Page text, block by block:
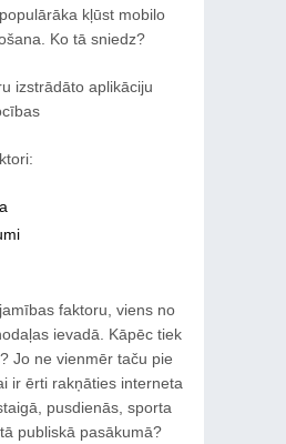
kļūst mobilo
Ko tā sniedz?
izstrādāto aplikāciju
faktoru, viens no
ievadā. Kāpēc tiek
Jo ne vienmēr taču pie
ir ērti rakņāties interneta
pusdienās, sporta
publiskā pasākumā?